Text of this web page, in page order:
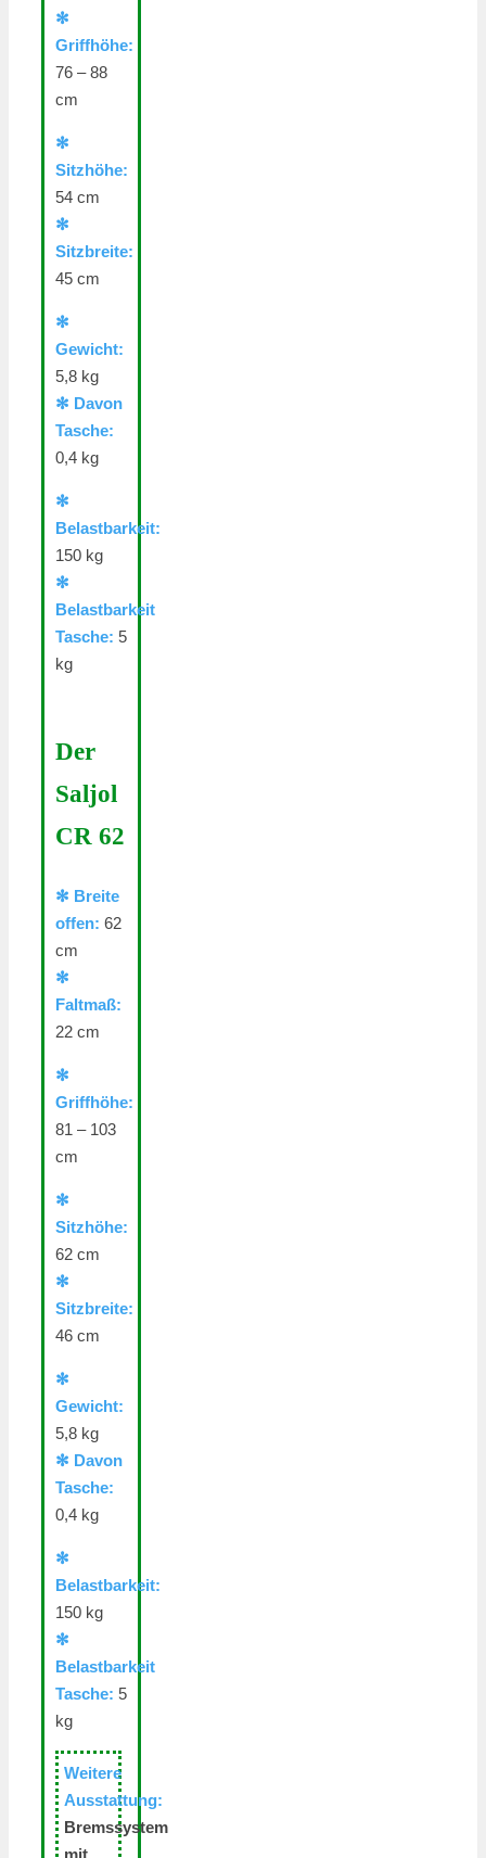
✻
Griffhöhe:
76 – 88
cm
✻
Sitzhöhe:
54 cm
✻
Sitzbreite:
45 cm
✻
Gewicht:
5,8 kg
✻ Davon
Tasche:
0,4 kg
✻
Belastbarkeit:
150 kg
✻
Belastbarkeit
Tasche: 5
kg
Der
Saljol
CR 62
✻ Breite
offen: 62
cm
✻
Faltmaß:
22 cm
✻
Griffhöhe:
81 – 103
cm
✻
Sitzhöhe:
62 cm
✻
Sitzbreite:
46 cm
✻
Gewicht:
5,8 kg
✻ Davon
Tasche:
0,4 kg
✻
Belastbarkeit:
150 kg
✻
Belastbarkeit
Tasche: 5
kg
Weitere
Ausstattung:
Bremssystem